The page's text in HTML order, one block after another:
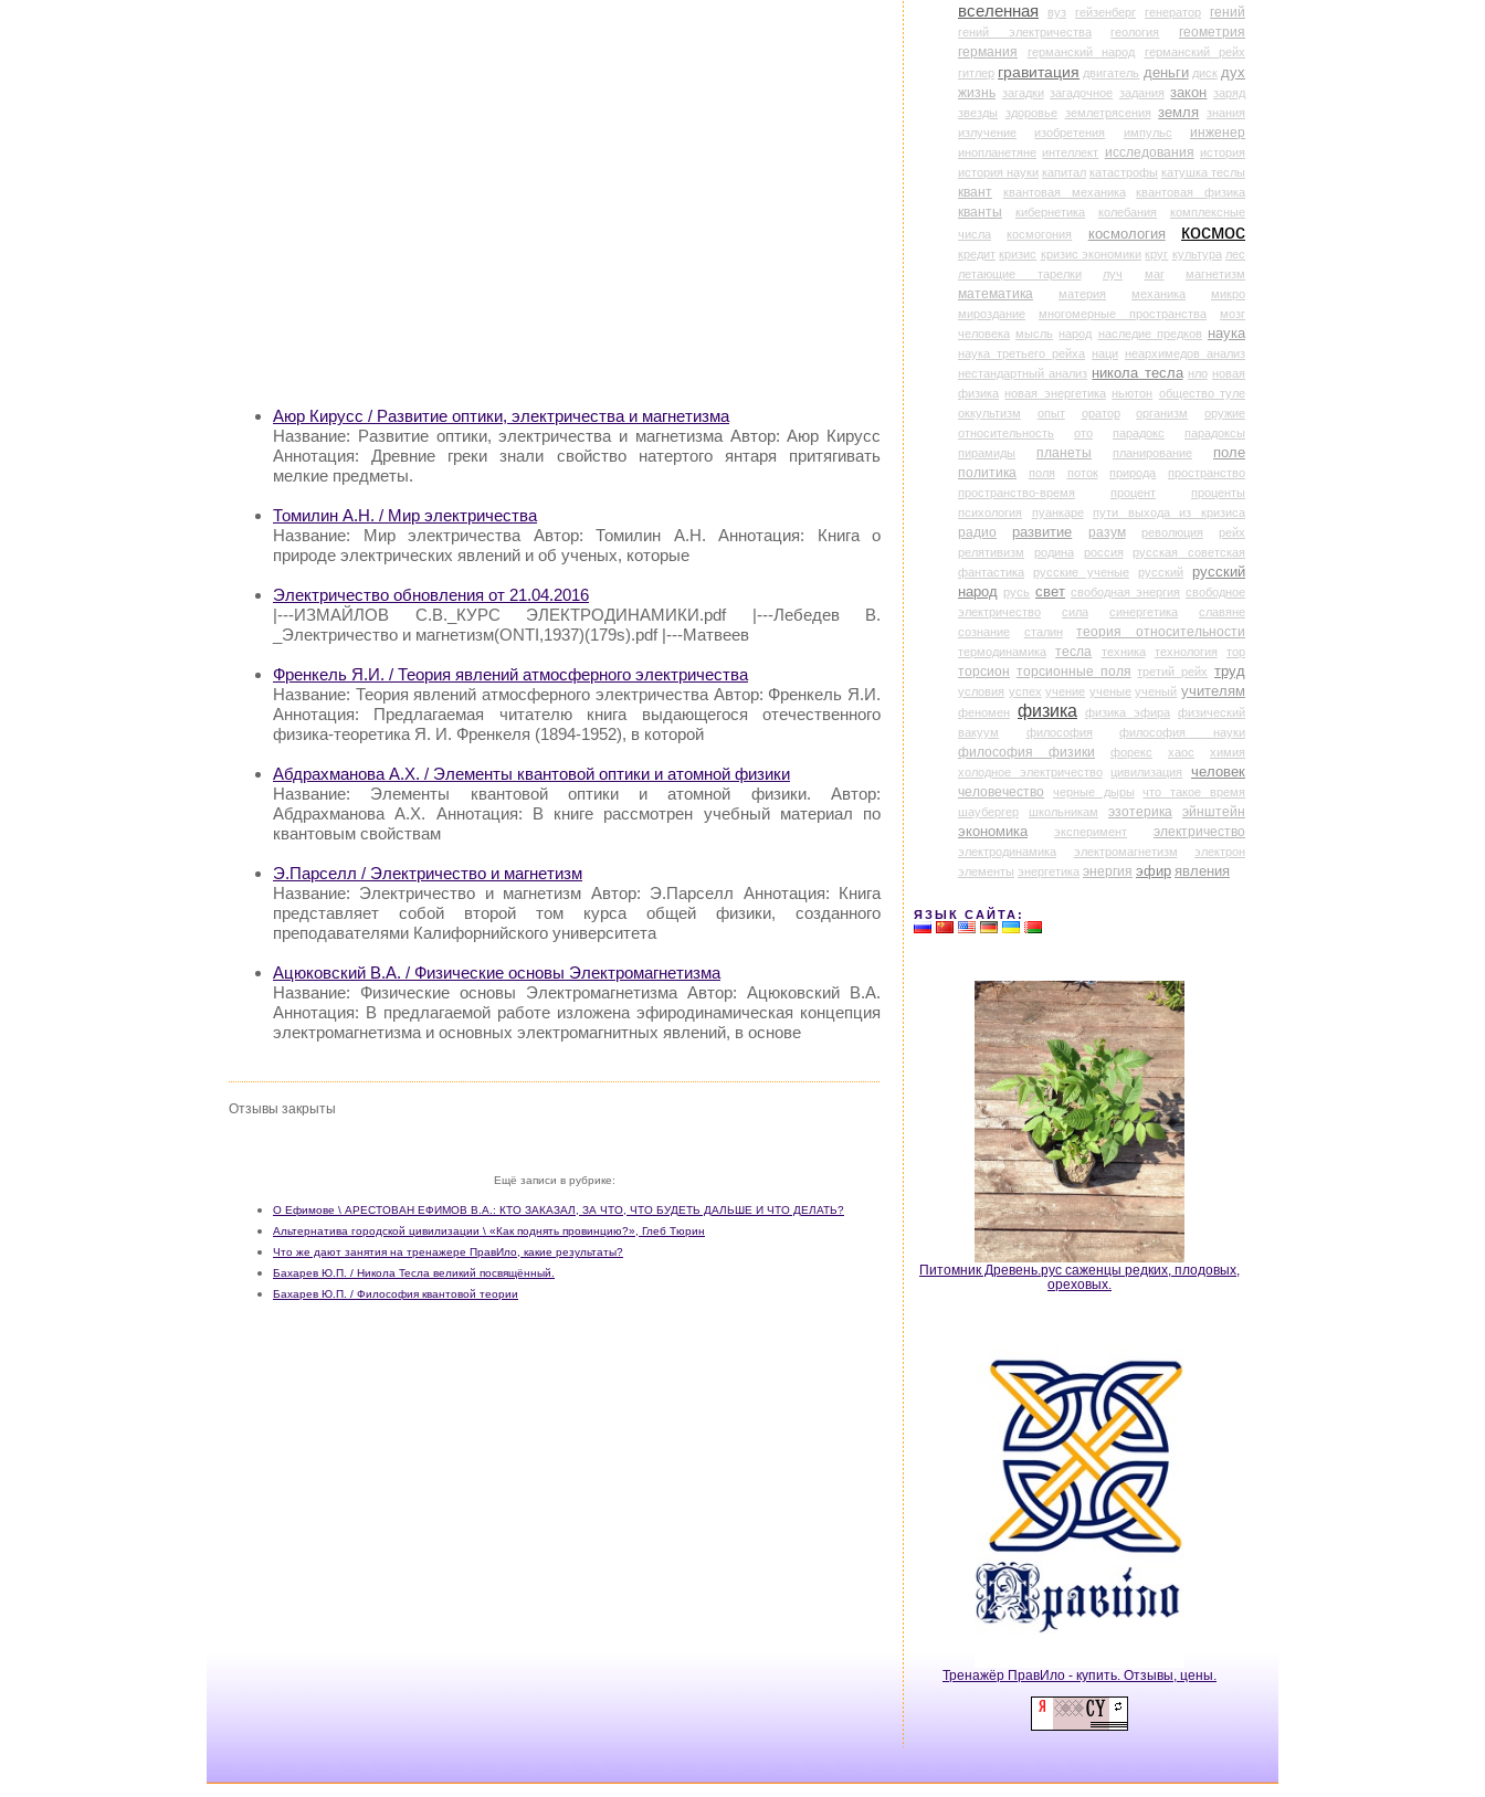
Аюр Кирусс / Развитие оптики, электричества и магнетизма
Название: Развитие оптики, электричества и магнетизма Автор: Аюр Кирусс
Аннотация: Древние греки знали свойство натертого янтаря притягивать
мелкие предметы.
Томилин А.Н. / Мир электричества
Название: Мир электричества Автор: Томилин А.Н. Аннотация: Книга о
природе электрических явлений и об ученых, которые
Электричество обновления от 21.04.2016
|---ИЗМАЙЛОВ С.В._КУРС ЭЛЕКТРОДИНАМИКИ.pdf |---Лебедев В.
_Электричество и магнетизм(ONTI,1937)(179s).pdf |---Матвеев
Френкель Я.И. / Теория явлений атмосферного электричества
Название: Теория явлений атмосферного электричества Автор: Френкель Я.И.
Аннотация: Предлагаемая читателю книга выдающегося отечественного
физика-теоретика Я. И. Френкеля (1894-1952), в которой
Абдрахманова А.Х. / Элементы квантовой оптики и атомной физики
Название: Элементы квантовой оптики и атомной физики. Автор:
Абдрахманова А.Х. Аннотация: В книге рассмотрен учебный материал по
квантовым свойствам
Э.Парселл / Электричество и магнетизм
Название: Электричество и магнетизм Автор: Э.Парселл Аннотация: Книга
представляет собой второй том курса общей физики, созданного
преподавателями Калифорнийского университета
Ацюковский В.А. / Физические основы Электромагнетизма
Название: Физические основы Электромагнетизма Автор: Ацюковский В.А.
Аннотация: В предлагаемой работе изложена эфиродинамическая концепция
электромагнетизма и основных электромагнитных явлений, в основе
Отзывы закрыты
Ещё записи в рубрике:
О Ефимове \ АРЕСТОВАН ЕФИМОВ В.А.: КТО ЗАКАЗАЛ, ЗА ЧТО, ЧТО БУДЕТЬ ДАЛЬШЕ И ЧТО ДЕЛАТЬ?
Альтернатива городской цивилизации \ «Как поднять провинцию?», Глеб Тюрин
Что же дают занятия на тренажере ПравИло, какие результаты?
Бахарев Ю.П. / Никола Тесла великий посвящённый.
Бахарев Ю.П. / Философия квантовой теории
вселенная
вуз гейзенберг генератор гений
гений электричества геология
геометрия
германия
германский народ
германский рейх
гитлер гравитация двигатель деньги диск дух
жизнь загадки загадочное задания закон заряд
звезды
здоровье землетрясения земля
знания
излучение
изобретения импульс инженер
инопланетяне интеллект исследования история
история науки капитал катастрофы катушка теслы
квант квантовая механика квантовая физика
кванты кибернетика колебания
комплексные
числа
космогония космология космос
кредит кризис кризис экономики круг культура лес
летающие тарелки
луч маг магнетизм
математика материя механика
микро
мироздание
многомерные пространства
мозг
человека мысль народ наследие предков наука
наука третьего рейха наци
неархимедов анализ
нестандартный анализ никола тесла нло новая
физика новая энергетика ньютон общество туле
оккультизм
опыт оратор организм
оружие
относительность
ото парадокс
парадоксы
пирамиды
планеты планирование
поле
политика
поля поток природа
пространство
пространство-время
процент
проценты
психология
пуанкаре пути выхода из кризиса
радио развитие разум революция
рейх
релятивизм
родина россия
русская советская
фантастика
русские ученые русский
русский
народ русь свет свободная энергия свободное
электричество
сила синергетика
славяне
сознание
сталин теория относительности
термодинамика тесла техника технология тор
торсион торсионные поля третий рейх труд
условия успех учение ученые ученый учителям
феномен физика физика эфира
физический
вакуум
философия философия науки
философия физики форекс хаос
химия
холодное электричество
цивилизация человек
человечество черные дыры
что такое время
шаубергер
школьникам эзотерика
эйнштейн
экономика
эксперимент электричество
электродинамика электромагнетизм
электрон
элементы энергетика энергия эфир явления
ЯЗЫК САЙТА:
Питомник Древень.рус саженцы редких, плодовых,
ореховых.
Тренажёр ПравИло - купить. Отзывы, цены.